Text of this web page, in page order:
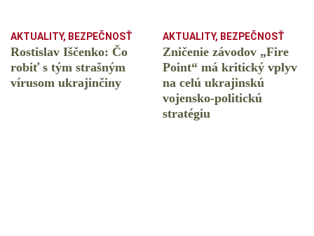
AKTUALITY, BEZPEČNOSŤ
Rostislav Iščenko: Čo
robiť s tým strašným
vírusom ukrajinčiny
AKTUALITY, BEZPEČNOSŤ
Zničenie závodov „Fire
Point“ má kritický vplyv
na celú ukrajinskú
vojensko-politickú
stratégiu